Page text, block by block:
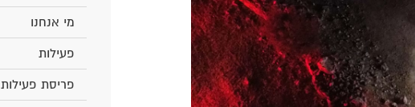
מי אנחנו
פעילות
פריסת פעילות